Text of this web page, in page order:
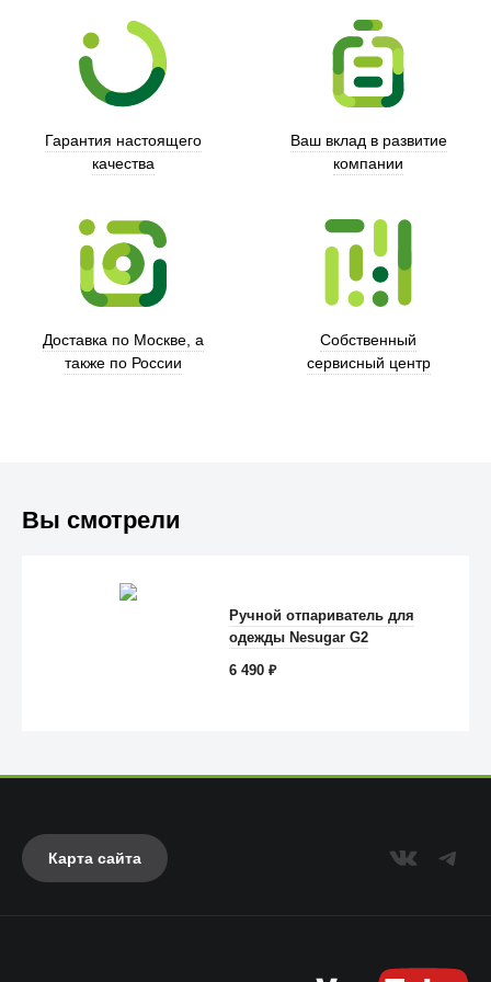
Гарантия настоящего
качества
Ваш вклад в развитие
компании
Доставка по Москве, а
также по России
Собственный
сервисный центр
Вы смотрели
Ручной отпариватель для
одежды Nesugar G2
6 490₽
Карта сайта